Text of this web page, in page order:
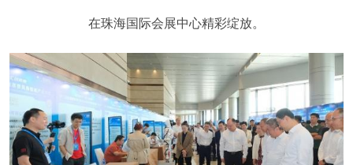
在珠海国际会展中心精彩绽放。